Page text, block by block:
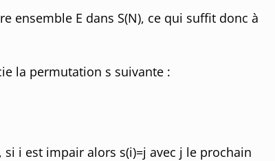
ensemble E dans S(N), ce qui suffit donc à
la permutation s suivante :
i est impair alors s(i)=j avec j le prochain